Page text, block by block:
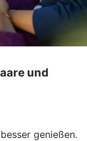
und
genießen.